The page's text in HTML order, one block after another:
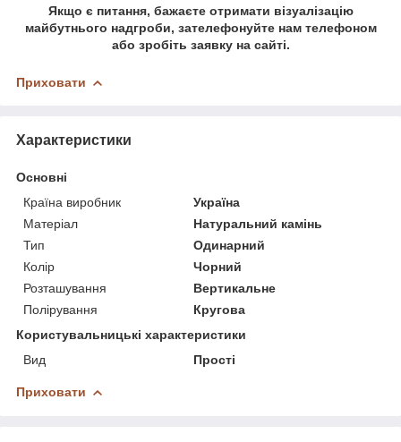
Якщо є питання, бажаєте отримати візуалізацію
майбутнього надгроби, зателефонуйте нам телефоном
або зробіть заявку на сайті.
Приховати
Характеристики
Основні
Країна виробник
Україна
Матеріал
Натуральний камінь
Тип
Одинарний
Колір
Чорний
Розташування
Вертикальне
Полірування
Кругова
Користувальницькі характеристики
Вид
Прості
Приховати